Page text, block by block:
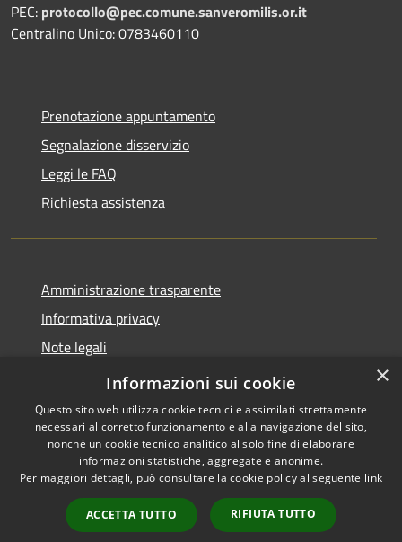
PEC: protocollo@pec.comune.sanveromilis.or.it
Centralino Unico: 0783460110
Prenotazione appuntamento
Segnalazione disservizio
Leggi le FAQ
Richiesta assistenza
Amministrazione trasparente
Informativa privacy
Note legali
Dichiarazione di accessibilità
Accessibilità
Copyright © 2026 • Comune di
San Vero Milis • Powered by
Municipium•
Accesso
redazione
×
Informazioni sui cookie
Questo sito web utilizza cookie tecnici e assimilati strettamente
necessari al corretto funzionamento e alla navigazione del sito,
nonché un cookie tecnico analitico al solo fine di elaborare
informazioni statistiche, aggregate e anonime.
Per maggiori dettagli, può consultare la cookie policy al seguente link
ACCETTA TUTTO RIFIUTA TUTTO